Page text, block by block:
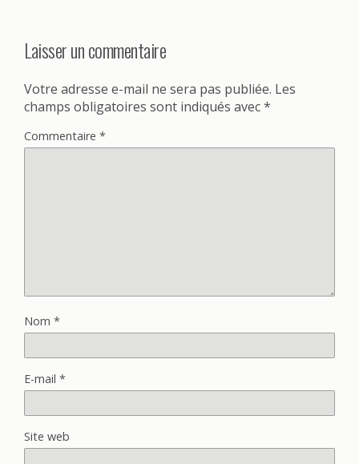
Laisser un commentaire
Votre adresse e-mail ne sera pas publiée. Les
champs obligatoires sont indiqués avec*
Commentaire *
Nom *
E-mail *
Site web